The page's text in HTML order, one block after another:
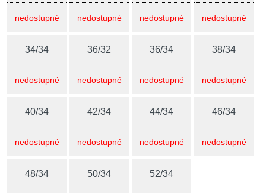
nedostupné nedostupné nedostupné nedostupné
34/34
nedostupné
36/32
nedostupné
36/34
nedostupné
38/34
nedostupné
40/34
nedostupné
42/34
nedostupné
44/34
nedostupné
46/34
nedostupné
48/34 50/34 52/34